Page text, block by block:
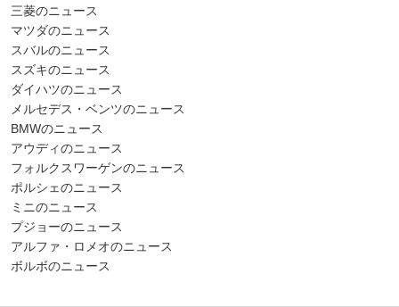
三菱のニュース
マツダのニュース
スバルのニュース
スズキのニュース
ダイハツのニュース
メルセデス・ベンツのニュース
BMWのニュース
アウディのニュース
フォルクスワーゲンのニュース
ポルシェのニュース
ミニのニュース
プジョーのニュース
アルファ・ロメオのニュース
ボルボのニュース